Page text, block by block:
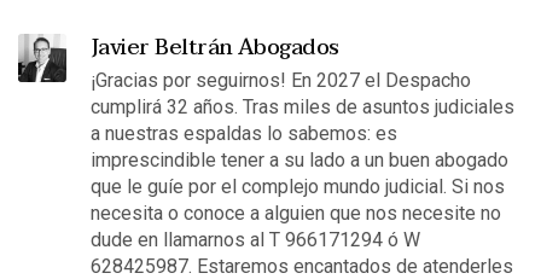
Javier Beltrán Abogados
¡Gracias por seguirnos! En 2027 el Despacho
cumplirá 32 años. Tras miles de asuntos judiciales
a nuestras espaldas lo sabemos: es
imprescindible tener a su lado a un buen abogado
que le guíe por el complejo mundo judicial. Si nos
necesita o conoce a alguien que nos necesite no
dude en llamarnos al T 966171294 ó W
628425987. Estaremos encantados de atenderles